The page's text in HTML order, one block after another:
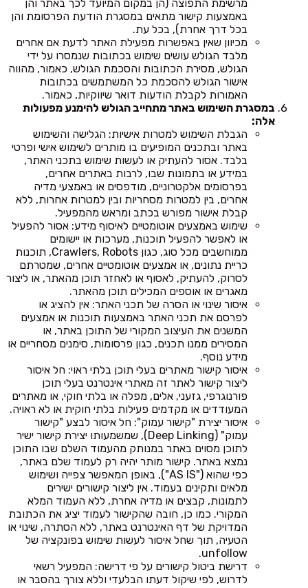
מרשימת התפוצה (הן במקום המיועד לכך באתר והן
באמצעות קישור מתאים במסגרת הודעת הפרסומת והן
בכל דרך אחרת), בכל עת.
מכיוון שאין באפשרות מפעילת האתר לדעת אם אחרים
מלבד הגולש עושים שימוש בכתובות שנמסרו על ידי
הגולש, מסירת הכתובות והסכמת הגולש, כאמור, מהווה
אישור הגולש להסכמת כל המשתמשים בכתובות
האמורות לקבלת הודעות דואר שיווקיות, כאמור.
במסגרת השימוש באתר מתחייב הגולש להימנע מפעולות
אלה:
הגבלת השימוש למטרות אישיות: הגלישה והשימוש
באתר ובתכנים המופיעים בו מותרים לשימוש אישי ופרטי
בלבד. אסור להעתיק או לעשות שימוש בתכני האתר,
במידע או בתמונות שבו, לרבות באתרים אחרים,
בפרסומים אלקטרוניים, מודפסים או באמצעי מדיה
אחרים, בין למטרות מסחריות ובין למטרות אחרות, ללא
קבלת אישור מפורש בכתב ומראש מהמפעיל.
שימוש באמצעים אוטומטיים לאיסוף מידע: אסור להפעיל
או לאפשר להפעיל תוכנות, מערכות או יישומים
ממוחשבים מכל סוג, כגון Crawlers, Robots, תוכנות
כריית נתונים, או אמצעים אוטומטיים אחרים, שמטרתם
לסרוק, להעתיק, לאסוף או לאחזר תוכן מהאתר, או ליצור
מאגרים או אוספים המכילים תוכן מהאתר.
איסור שינוי או הסרה של תכני האתר: אין להציג או
לפרסם את תכני האתר באמצעות תוכנות או אמצעים
המשנים את העיצוב המקורי של התוכן באתר, או
המסירים ממנו תכנים, כגון פרסומות, סימנים מסחריים או
מידע נוסף.
איסור קישור מאתרים בעלי תוכן בלתי ראוי: חל איסור
ליצור קישור לאתר זה מאתרי אינטרנט בעלי תוכן
פורנוגרפי, גזעני, אלים, מפלה או בלתי חוקי, או מאתרים
המעודדים או מקדמים פעילות בלתי חוקית או לא ראויה.
איסור יצירת "קישור עמוק": חל איסור לבצע "קישור
עמוק" (Deep Linking), שמשמעותו יצירת קישור ישיר
לתוכן מסוים באתר במנותק מהעמוד השלם שבו התוכן
נמצא באתר. קישור מותר יהיה רק לעמוד שלם באתר,
כפי שהוא ("AS IS"), באופן המאפשר צפייה ושימוש
מלאים ותקינים בעמוד. אין ליצור קישורים ישירים
לתמונות, קבצים או מדיה אחרת, ללא העמוד המלא
המקורי. כמו כן, חובה שהקישור לעמוד יציג את הכתובת
המדויקת של דף האינטרנט באתר, ללא הסתרה, שינוי או
הטעיה, תוך שחל איסור לעשות שימוש בפונקציה של
unfollow.
דרישת ביטול קישורים על פי דרישה: המפעיל רשאי
לדרוש, לפי שיקול דעתו הבלעדי וללא צורך בהסבר או